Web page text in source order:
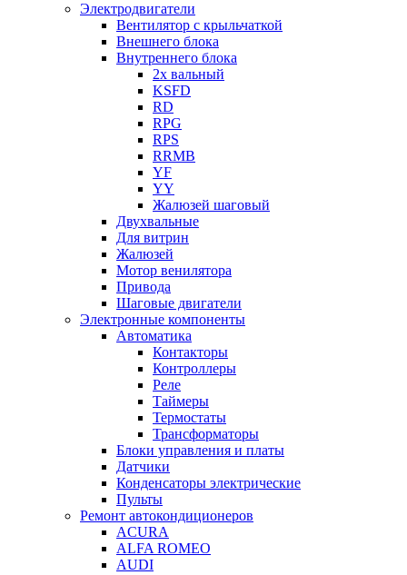
Электродвигатели
Вентилятор с крыльчаткой
Внешнего блока
Внутреннего блока
2х вальный
KSFD
RD
RPG
RPS
RRMB
YF
YY
Жалюзей шаговый
Двухвальные
Для витрин
Жалюзей
Мотор венилятора
Привода
Шаговые двигатели
Электронные компоненты
Автоматика
Контакторы
Контроллеры
Реле
Таймеры
Термостаты
Трансформаторы
Блоки управления и платы
Датчики
Конденсаторы электрические
Пульты
Ремонт автокондиционеров
ACURA
ALFA ROMEO
AUDI